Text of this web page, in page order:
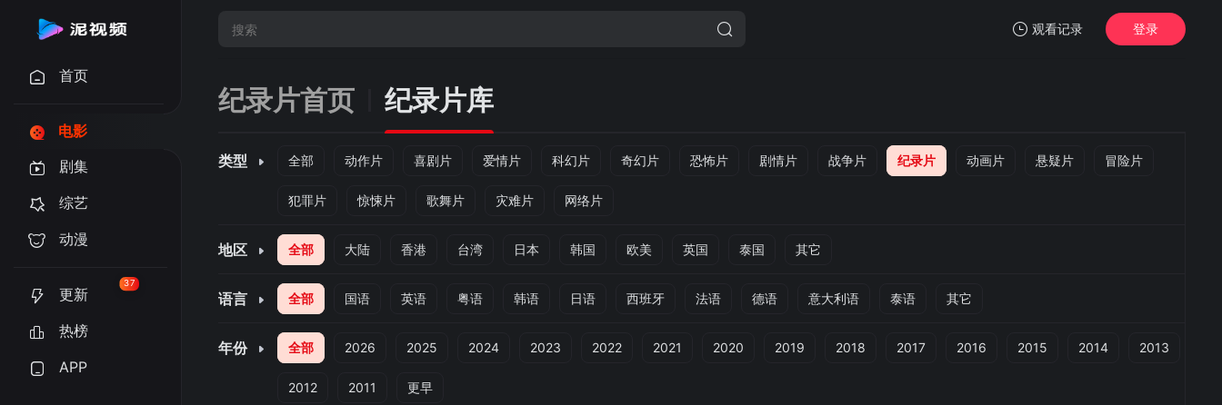
观看记录 登录
首页
电影
剧集
综艺
动漫
更新
37
热榜
APP
纪录片首页 纪录片库
类型 全部 动作片 喜剧片 爱情片 科幻片 奇幻片 恐怖片 剧情片 战争片 纪录片 动画片 悬疑片 冒险片
犯罪片 惊悚片 歌舞片 灾难片 网络片
地区 全部 大陆 香港 台湾 日本 韩国 欧美 英国 泰国 其它
语言 全部 国语 英语 粤语 韩语 日语 西班牙 法语 德语 意大利语 泰语 其它
年份 全部 2026 2025 2024 2023 2022 2021 2020 2019 2018 2017 2016 2015 2014 2013
2012 2011 更早